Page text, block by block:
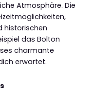
Atmosphäre. Die
historischen
das Bolton
charmante
erwartet.